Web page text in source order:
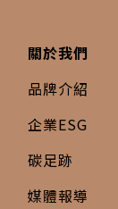
關於我們
品牌介紹
企業ESG
碳足跡
媒體報導